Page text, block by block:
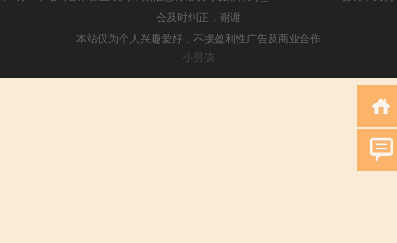
会及时纠正，谢谢
本站仅为个人兴趣爱好，不接盈利性广告及商业合作
小男孩